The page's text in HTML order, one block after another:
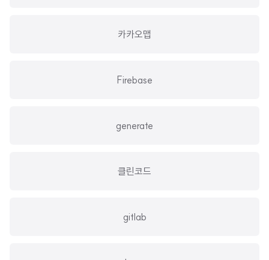
카카오맵
Firebase
generate
클린코드
gitlab